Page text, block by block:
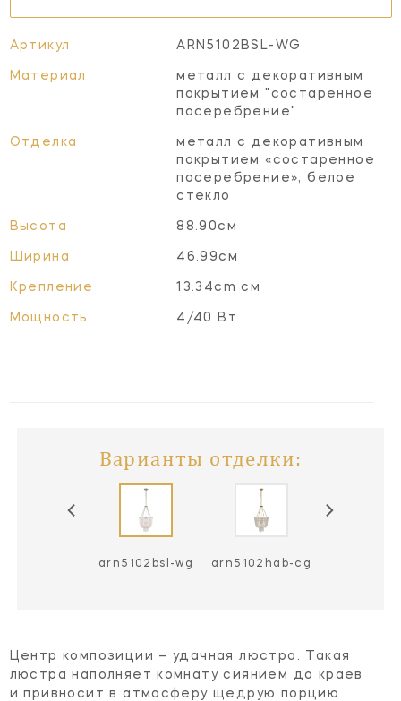
Артикул ARN5102BSL-WG
Материал
металл с декоративным
покрытием "состаренное
посеребрение"
Отделка
металл с декоративным
покрытием «состаренное
посеребрение», белое
стекло
Высота 88.90см
Ширина 46.99см
Крепление 13.34cm см
Мощность 4/40 Вт
Варианты отделки:
arn5102bsl-wg arn5102hab-cg
Центр композиции – удачная люстра. Такая
люстра наполняет комнату сиянием до краев
и привносит в атмосферу щедрую порцию